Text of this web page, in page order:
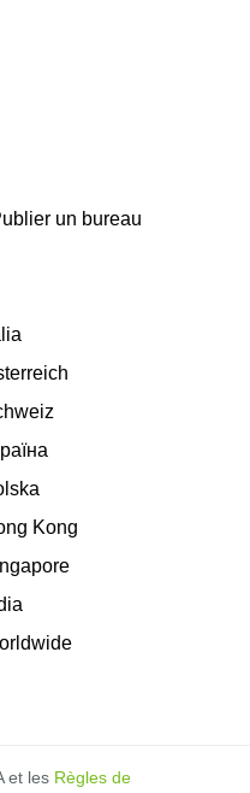
un bureau
Kong
et les Règles de